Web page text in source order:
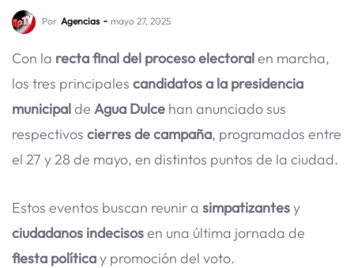
Por Agencias mayo 27, 2025
Con la recta final del proceso electoralen marcha,
los tres principales candidatos a la presidencia
municipalde Agua Dulce han anunciado sus
respectivos cierres de campaña, programados entre
el 27 y 28 de mayo, en distintos puntos de la ciudad.
Estos eventos buscan reunir a simpatizantesy
ciudadanos indecisosen una última jornada de
fiesta políticay promoción del voto.